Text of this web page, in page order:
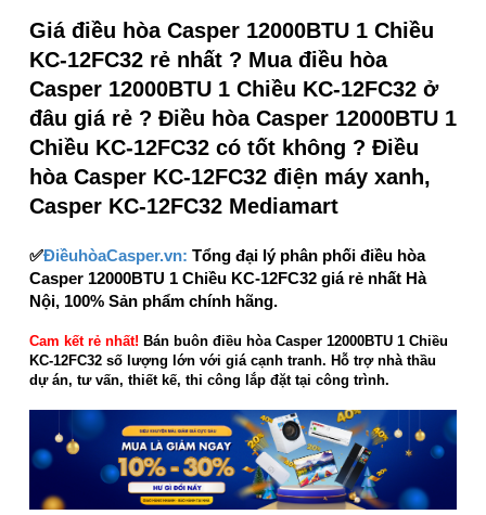
Giá điều hòa Casper 12000BTU 1 Chiều
KC-12FC32 rẻ nhất ? Mua điều hòa
Casper 12000BTU 1 Chiều KC-12FC32 ở
đâu giá rẻ ? Điều hòa Casper 12000BTU 1
Chiều KC-12FC32 có tốt không ? Điều
hòa Casper KC-12FC32 điện máy xanh,
Casper KC-12FC32 Mediamart
✅ĐiềuhòaCasper.vn: Tổng đại lý phân phối điều hòa
Casper 12000BTU 1 Chiều KC-12FC32 giá rẻ nhất Hà
Nội, 100% Sản phẩm chính hãng.
Cam kết rẻ nhất! Bán buôn điều hòa Casper 12000BTU 1 Chiều
KC-12FC32 số lượng lớn với giá cạnh tranh. Hỗ trợ nhà thầu
dự án, tư vấn, thiết kế, thi công lắp đặt tại công trình.